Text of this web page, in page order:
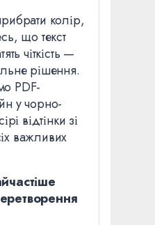
колір,
що текст
чіткість —
рішення.
PDF-
у чорно-
відтінки зі
важливих